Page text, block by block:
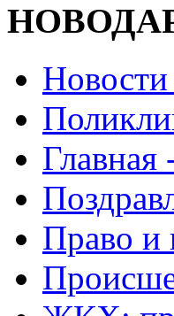
НОВОДАР
Главная
Право и